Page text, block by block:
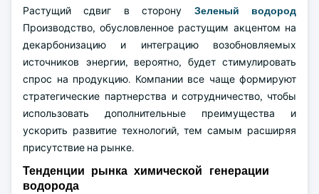
Растущий сдвиг в сторону Зеленый водород
Производство, обусловленное растущим акцентом на
декарбонизацию и интеграцию возобновляемых
источников энергии, вероятно, будет стимулировать
спрос на продукцию. Компании все чаще формируют
стратегические партнерства и сотрудничество, чтобы
использовать дополнительные преимущества и
ускорить развитие технологий, тем самым расширяя
присутствие на рынке.
Тенденции рынка химической генерации
водорода